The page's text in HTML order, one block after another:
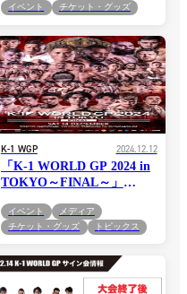
始！
イベント チケット・グッズ
K-1 WGP 2024.12.12
「K-1 WORLD GP 2024 in
TOKYO～FINAL～」
め！
イベント
メディア
チケット・グッズ
トピックス